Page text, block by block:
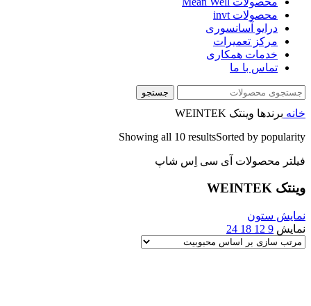
محصولات invt
درایو آسانسوری
مرکز تعمیرات
خدمات همکاری
تماس با ما
جستجو
خانه برندها وینتک WEINTEK
Showing all 10 resultsSorted by popularity
فیلتر محصولات آی سی اِس شاپ
وینتک WEINTEK
نمایش ستون
نمایش 9
12
18
24